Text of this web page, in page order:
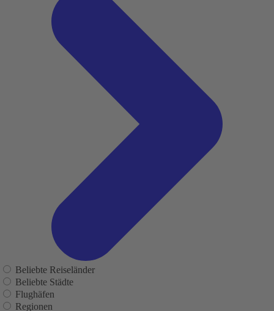
Beliebte Reiseländer
Beliebte Städte
Flughäfen
Regionen